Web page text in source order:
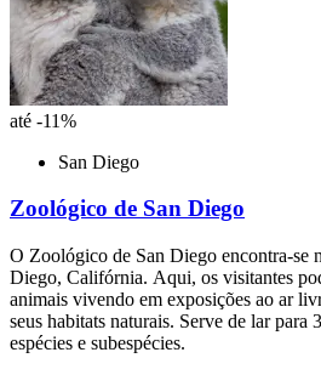
até -11%
San Diego
Zoológico de San Diego
O Zoológico de San Diego encontra-se
Diego, Califórnia. Aqui, os visitantes
animais vivendo em exposições ao ar
seus habitats naturais. Serve de lar para
espécies e subespécies.